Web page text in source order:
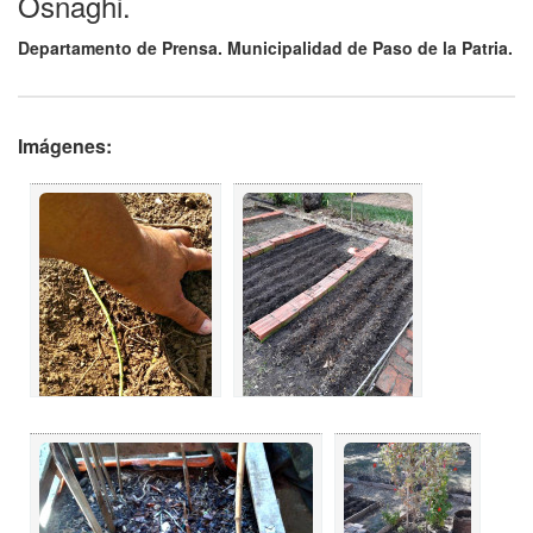
Departamento de Prensa. Municipalidad de Paso de la Patria.
Imágenes: